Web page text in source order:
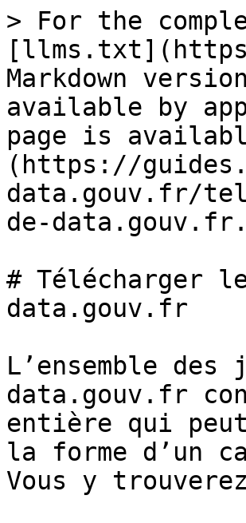
> For the
Markdown
available by
page is
(https://
data.gouv.fr/
de-
# Télécharger
data.gouv.fr
L’ensemble
data.gouv.fr
entière qui
la forme d’un
Vous y